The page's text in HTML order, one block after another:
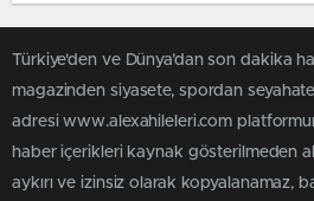
Türkiye'den ve Dünya’dan son dakika
magazinden siyasete, spordan
adresi www.alexahileleri.com
haber içerikleri kaynak gösterilmeden
aykırı ve izinsiz olarak kopyalanamaz,